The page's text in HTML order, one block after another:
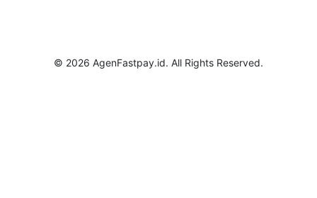
© 2026 AgenFastpay.id. All Rights Reserved.